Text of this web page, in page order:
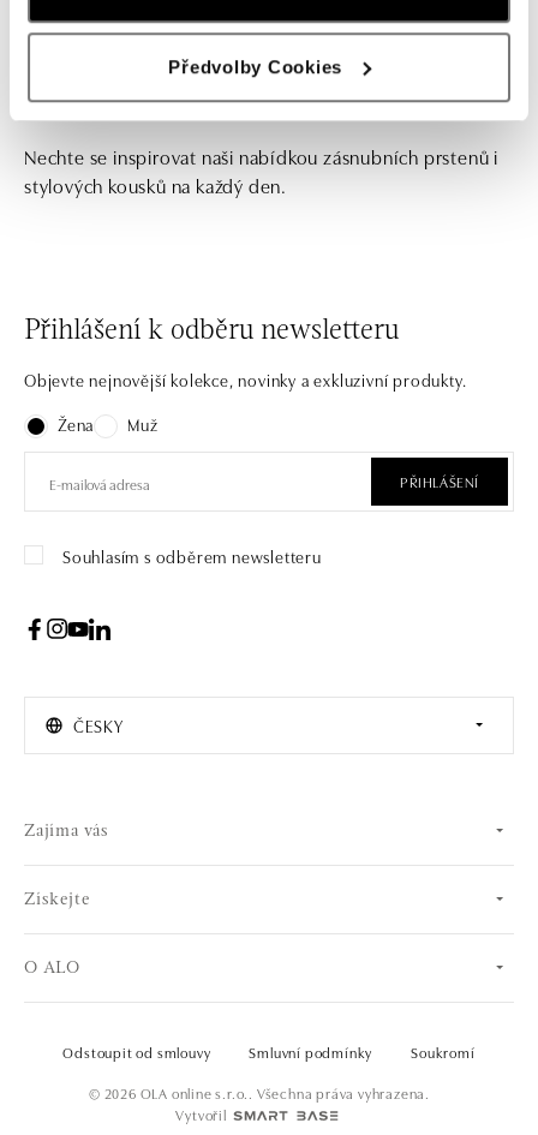
Předvolby Cookies
Nechte se inspirovat naši nabídkou zásnubních prstenů i
stylových kousků na každý den.
Přihlášení k odběru newsletteru
Objevte nejnovější kolekce, novinky a exkluzivní produkty.
Žena
Muž
PŘIHLÁŠENÍ
Souhlasím s odběrem newsletteru
ČESKY
Zajíma vás
Získejte
O ALO
© 2026 OLA online s.r.o.. Všechna práva vyhrazena.
Vytvořil
Odstoupit od smlouvy Smluvní podmínky Soukromí